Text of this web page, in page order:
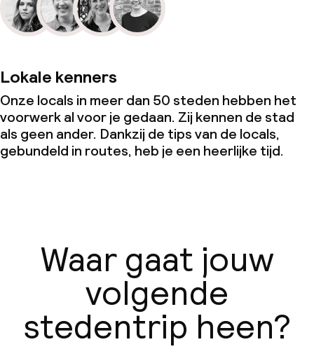
Lokale kenners
Onze locals in meer dan 50 steden hebben het
voorwerk al voor je gedaan. Zij kennen de stad
als geen ander. Dankzij de tips van de locals,
gebundeld in routes, heb je een heerlijke tijd.
Waar gaat jouw
volgende
stedentrip heen?